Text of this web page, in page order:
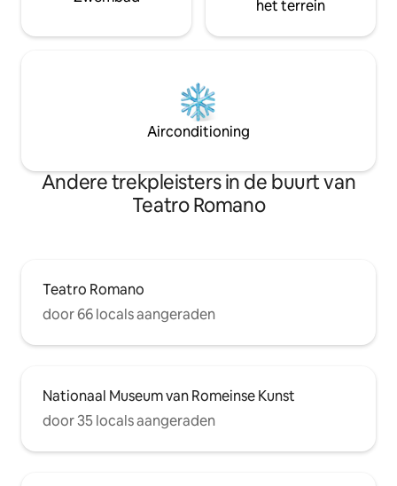
het terrein
Airconditioning
Andere trekpleisters in de buurt van
Teatro Romano
Teatro Romano
door 66 locals aangeraden
Nationaal Museum van Romeinse Kunst
door 35 locals aangeraden